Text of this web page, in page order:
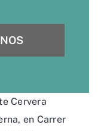
Cervera
en Carrer